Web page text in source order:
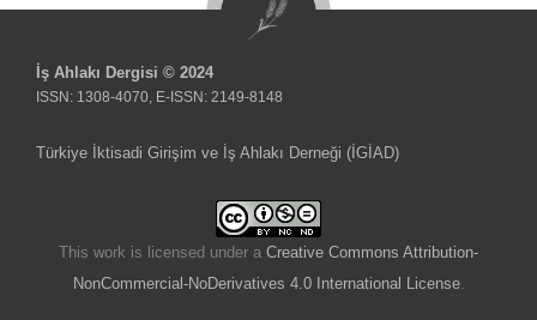
İş Ahlakı Dergisi © 2024
ISSN: 1308-4070, E-ISSN: 2149-8148
Türkiye İktisadi Girişim ve İş Ahlakı Derneği (İGİAD)
This work is licensed under a Creative Commons Attribution-
NonCommercial-NoDerivatives 4.0 International License.